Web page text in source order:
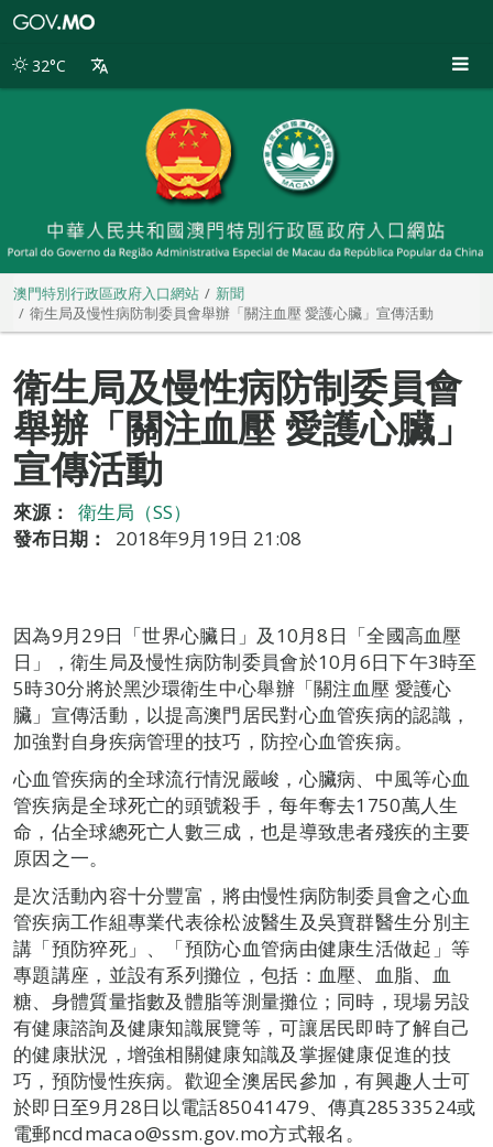
別
32°C
澳門特別行政區政府入口網站
新聞
衛生局及慢性病防制委員會舉辦「關注血壓 愛護心臟」宣傳活動
衛生局及慢性病防制委員會
舉辦「關注血壓 愛護心臟」
宣傳活動
來源：
衛生局（SS）
發布日期：
2018年9月19日 21:08
因為9月29日「世界心臟日」及10月8日「全國高血壓
日」，衛生局及慢性病防制委員會於10月6日下午3時至
5時30分將於黑沙環衛生中心舉辦「關注血壓 愛護心
臟」宣傳活動，以提高澳門居民對心血管疾病的認識，
加強對自身疾病管理的技巧，防控心血管疾病。
心血管疾病的全球流行情況嚴峻，心臟病、中風等心血
管疾病是全球死亡的頭號殺手，每年奪去1750萬人生
命，佔全球總死亡人數三成，也是導致患者殘疾的主要
原因之一。
是次活動內容十分豐富，將由慢性病防制委員會之心血
管疾病工作組專業代表徐松波醫生及吳寶群醫生分別主
講「預防猝死」、「預防心血管病由健康生活做起」等
專題講座，並設有系列攤位，包括：血壓、血脂、血
糖、身體質量指數及體脂等測量攤位；同時，現場另設
有健康諮詢及健康知識展覽等，可讓居民即時了解自己
的健康狀況，增強相關健康知識及掌握健康促進的技
巧，預防慢性疾病。歡迎全澳居民參加，有興趣人士可
於即日至9月28日以電話85041479、傳真28533524或
電郵ncdmacao@ssm.gov.mo方式報名。